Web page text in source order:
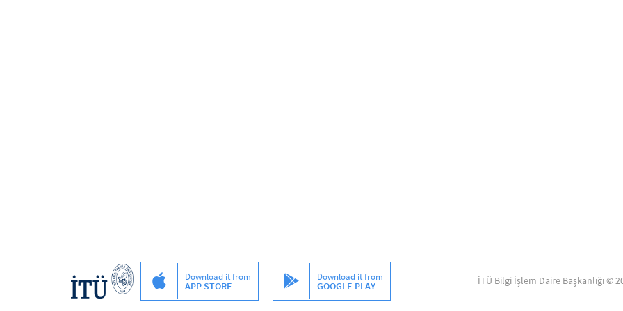
Download it from
APP STORE
Download it from
GOOGLE PLAY İTÜ Bilgi İşlem Daire Başkanlığı ©